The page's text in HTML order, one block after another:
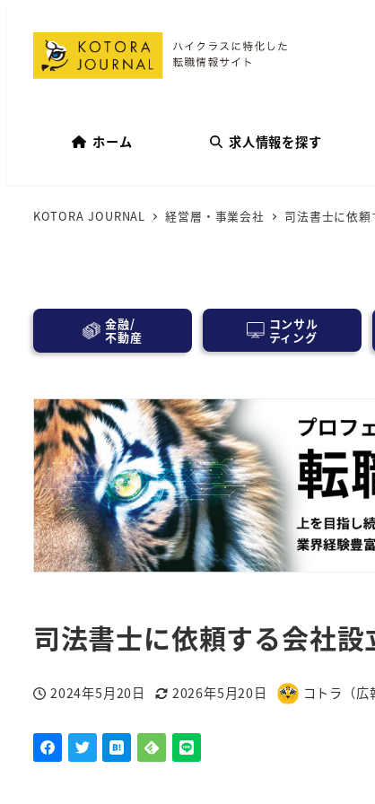
ホーム 求人情報を探す
KOTORA JOURNAL 経営層・事業会社 司法書士に依
金融/
不動産
コンサル
ティング
司法書士に依頼する会社
投稿日
2024年5月20日
更新日
2026年5月20日
著
コトラ（広